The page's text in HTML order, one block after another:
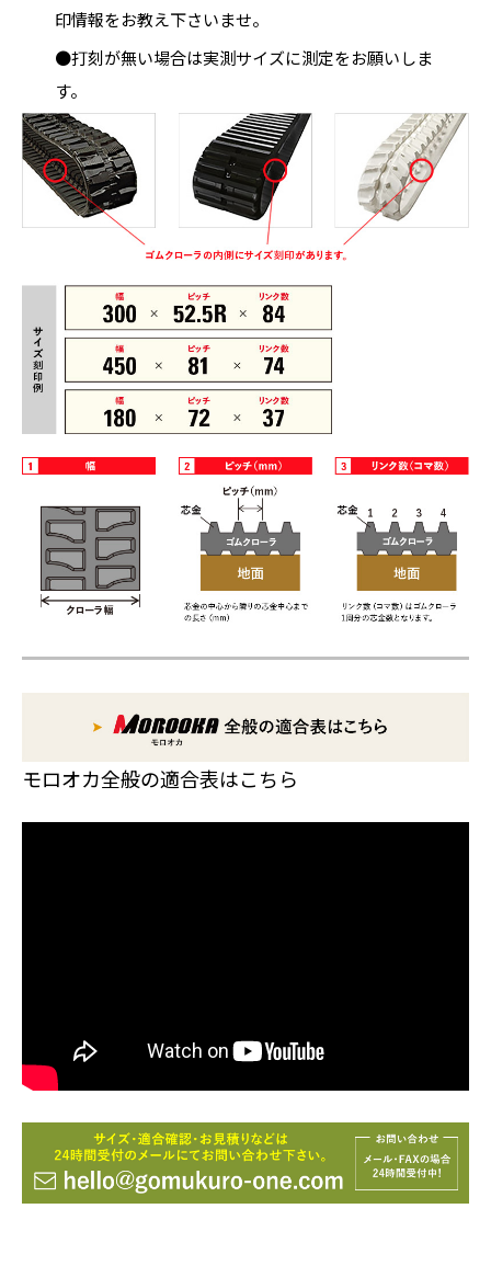
印情報をお教え下さいませ。
●打刻が無い場合は実測サイズに測定をお願いしま
す。
モロオカ全般の適合表はこちら